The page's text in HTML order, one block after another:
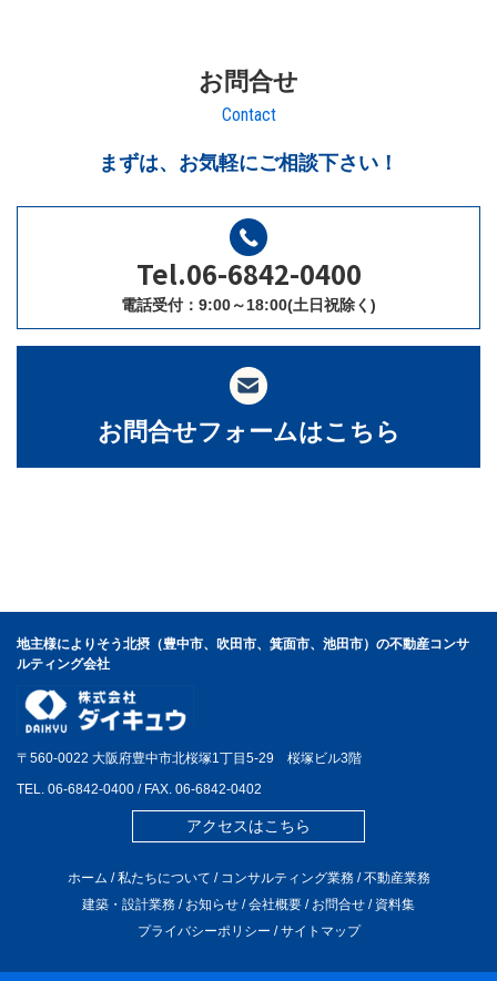
お問合せ
Contact
まずは、お気軽にご相談下さい！
Tel.06-6842-0400
電話受付：9:00～18:00(土日祝除く)
お問合せフォームはこちら
地主様によりそう北摂（豊中市、吹田市、箕面市、池田市）の不動産コンサ
ルティング会社
〒560-0022 大阪府豊中市北桜塚1丁目5-29 桜塚ビル3階
TEL. 06-6842-0400 / FAX. 06-6842-0402
アクセスはこちら
ホーム /私たちについて / コンサルティング業務 /不動産業務
建築・設計業務 / お知らせ /会社概要 / お問合せ / 資料集
プライバシーポリシー /サイトマップ